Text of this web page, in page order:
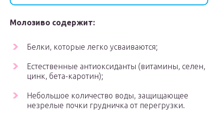
Молозиво содержит:
Белки, которые легко усваиваются;
Естественные антиоксиданты (витамины, селен,
цинк, бета-каротин);
Небольшое количество воды, защищающее
незрелые почки грудничка от перегрузки.